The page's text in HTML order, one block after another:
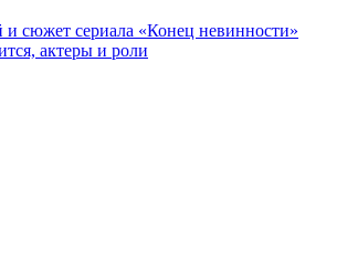
сюжет сериала «Конец невинности»
актеры и роли